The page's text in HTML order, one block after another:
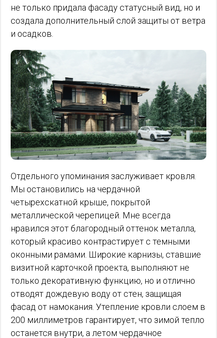
не только придала фасаду статусный вид, но и
создала дополнительный слой защиты от ветра
и осадков.
Отдельного упоминания заслуживает кровля.
Мы остановились на чердачной
четырехскатной крыше, покрытой
металлической черепицей. Мне всегда
нравился этот благородный оттенок металла,
который красиво контрастирует с темными
оконными рамами. Широкие карнизы, ставшие
визитной карточкой проекта, выполняют не
только декоративную функцию, но и отлично
отводят дождевую воду от стен, защищая
фасад от намокания. Утепление кровли слоем в
200 миллиметров гарантирует, что зимой тепло
останется внутри, а летом чердачное